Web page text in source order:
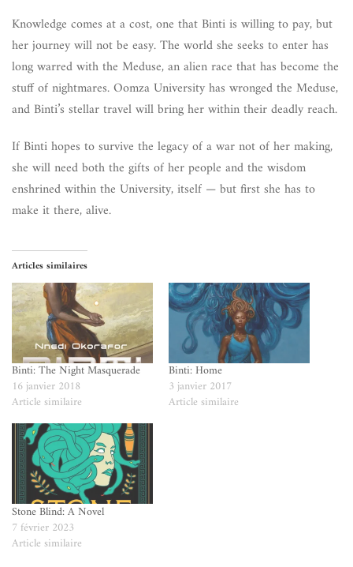
Knowledge comes at a cost, one that Binti is willing to pay, but
her journey will not be easy. The world she seeks to enter has
long warred with the Meduse, an alien race that has become the
stuff of nightmares. Oomza University has wronged the Meduse,
and Binti’s stellar travel will bring her within their deadly reach.
If Binti hopes to survive the legacy of a war not of her making,
she will need both the gifts of her people and the wisdom
enshrined within the University, itself — but first she has to
make it there, alive.
Articles similaires
Binti: The Night Masquerade
16 janvier 2018
Article similaire
Binti: Home
3 janvier 2017
Article similaire
Stone Blind: A Novel
7 février 2023
Article similaire